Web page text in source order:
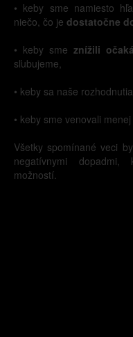
• keby sme namiesto
niečo, čo je dostatočne
• keby sme znížili
sľubujeme,
• keby sa naše rozhodnutia
• keby sme venovali
Všetky spomínané veci
negatívnymi
možností.